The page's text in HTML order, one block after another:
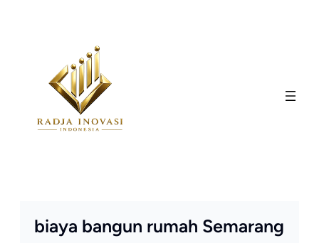
biaya bangun rumah Semarang